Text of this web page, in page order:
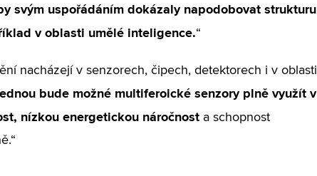
svým uspořádáním dokázaly napodobovat strukturu
v oblasti umělé inteligence.“
nacházejí v senzorech, čipech, detektorech i v oblasti
bude možné multiferoické senzory plně využít v
nízkou energetickou náročnost a schopnost